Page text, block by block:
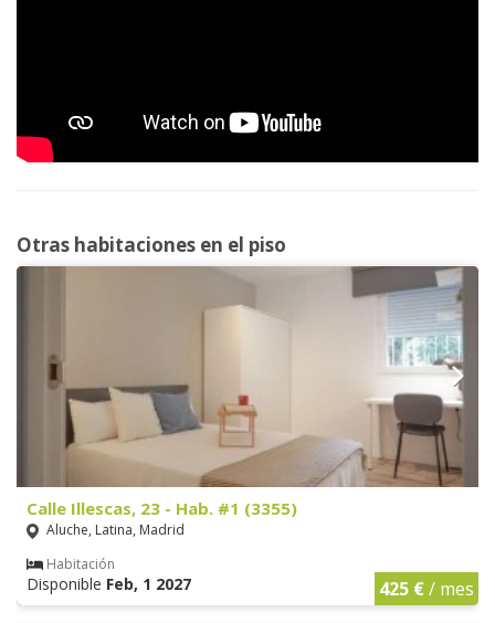
Otras habitaciones en el piso
Calle Illescas, 23 - Hab. #1 (3355)
Aluche, Latina, Madrid
Habitación
Disponible Feb, 1 2027 425 €/ mes